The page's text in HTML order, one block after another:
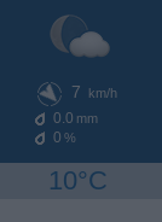
7 km/h
0.0 mm
0 %
10°C